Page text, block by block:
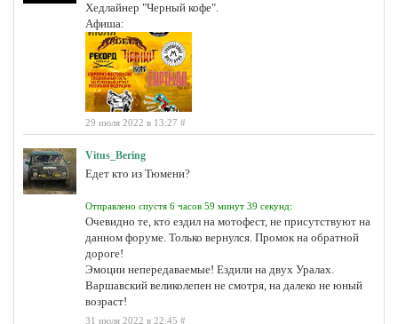
Хедлайнер "Черный кофе".
Афиша:
29 июля 2022 в 13:27 #
Vitus_Bering
Едет кто из Тюмени?
Отправлено спустя 6 часов 59 минут 39 секунд:
Очевидно те, кто ездил на мотофест, не присутствуют на
данном форуме. Только вернулся. Промок на обратной
дороге!
Эмоции непередаваемые! Ездили на двух Уралах.
Варшавский великолепен не смотря, на далеко не юный
возраст!
31 июля 2022 в 22:45 #